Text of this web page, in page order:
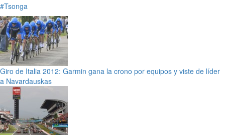
#Tsonga
Giro de Italia 2012: Garmin gana la crono por equipos y viste de líder
a Navardauskas